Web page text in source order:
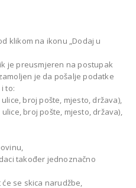
klikom na ikonu „Dodaj u
je preusmjeren na postupak
je da pošalje podatke
to:
broj pošte, mjesto, država),
broj pošte, mjesto, država),
također jednoznačno
se skica narudžbe,